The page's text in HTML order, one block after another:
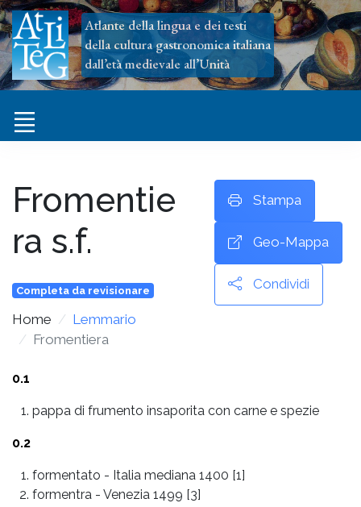
Atlante della lingua e dei testi
della cultura gastronomica italiana
dall’età medievale all’Unità
Fromentie
Ra s.f.
Completa da revisionare
Home
Lemmario
Fromentiera
Stampa
Geo-Mappa
Condividi
0.1
pappa di frumento insaporita con carne e spezie
0.2
formentato - Italia mediana 1400 [1]
formentra - Venezia 1499 [3]